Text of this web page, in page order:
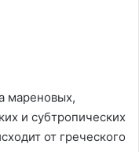
мареновых,
и субтропических
от греческого